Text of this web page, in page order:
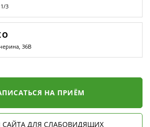
3
36В
НА ПРИЁМ
САЙТА ДЛЯ СЛАБОВИДЯЩИХ